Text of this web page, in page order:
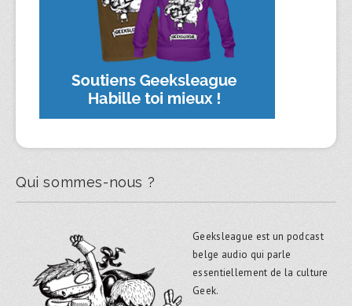
Qui sommes-nous ?
Geeksleague est un podcast
belge audio qui parle
essentiellement de la culture
Geek.